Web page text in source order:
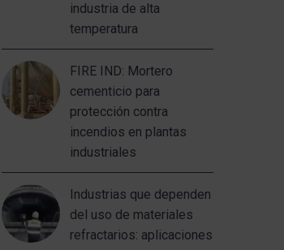
industria de alta
temperatura
FIRE IND: Mortero
cementicio para
protección contra
incendios en plantas
industriales
Industrias que dependen
del uso de materiales
refractarios: aplicaciones